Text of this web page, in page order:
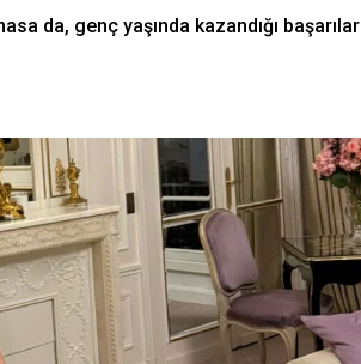
da, genç yaşında kazandığı